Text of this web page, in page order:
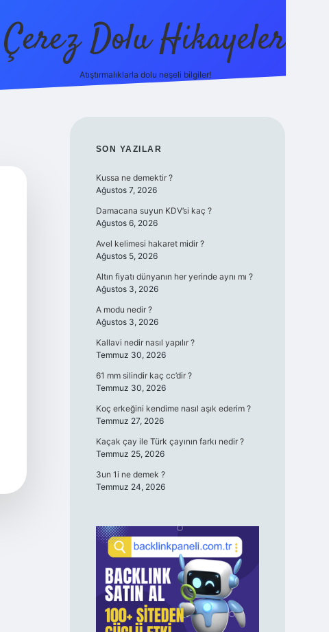
Çerez Dolu Hikayeler
Atıştırmalıklarla dolu neşeli bilgiler!
SIDEBAR
SON YAZILAR
Kussa ne demektir ?
Ağustos 7, 2026
Damacana suyun KDV’si kaç ?
Ağustos 6, 2026
Avel kelimesi hakaret midir ?
Ağustos 5, 2026
Altın fiyatı dünyanın her yerinde aynı mı ?
Ağustos 3, 2026
A modu nedir ?
Ağustos 3, 2026
Kallavi nedir nasıl yapılır ?
Temmuz 30, 2026
61 mm silindir kaç cc’dir ?
Temmuz 30, 2026
Koç erkeğini kendime nasıl aşık ederim ?
Temmuz 27, 2026
Kaçak çay ile Türk çayının farkı nedir ?
Temmuz 25, 2026
3un 1i ne demek ?
Temmuz 24, 2026